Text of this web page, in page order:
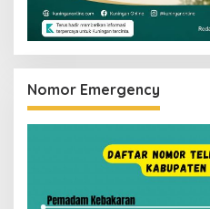
Nomor Emergency